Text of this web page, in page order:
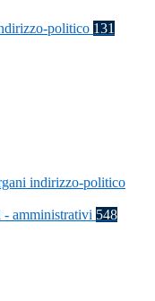
politico 131
indirizzo-politico
amministrativi 548